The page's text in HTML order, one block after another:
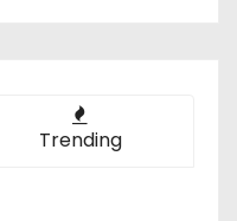
Trending